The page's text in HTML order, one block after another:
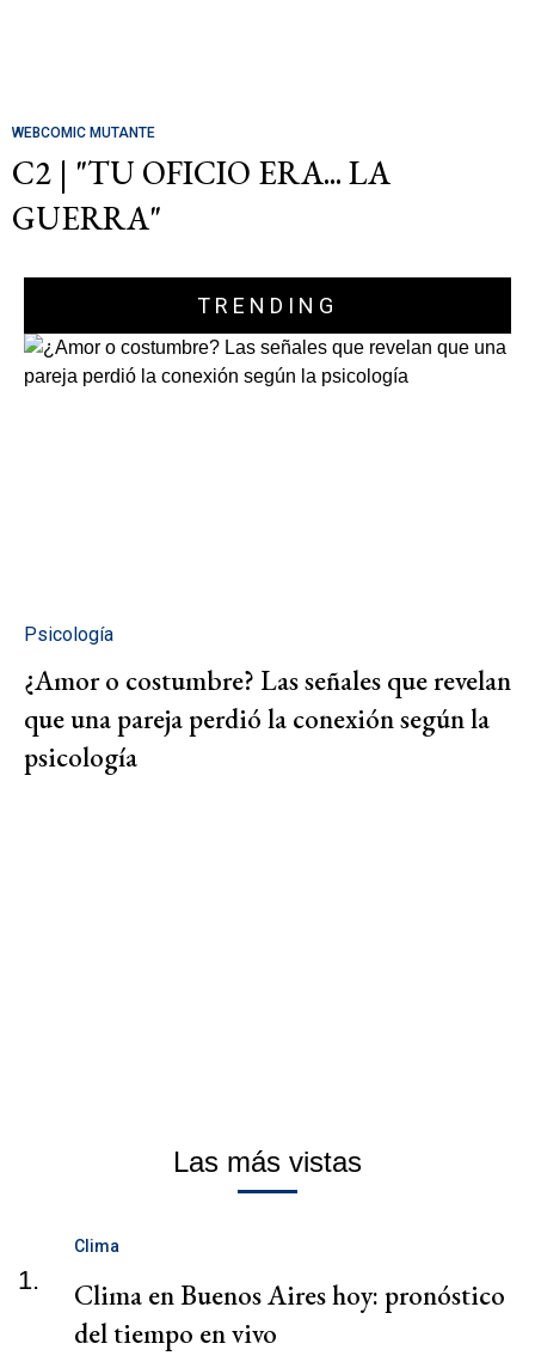
WEBCOMIC MUTANTE
C2 | "TU OFICIO ERA... LA
GUERRA"
TRENDING
Psicología
¿Amor o costumbre? Las señales que revelan
que una pareja perdió la conexión según la
psicología
Las más vistas
1.
Clima
Clima en Buenos Aires hoy: pronóstico
del tiempo en vivo